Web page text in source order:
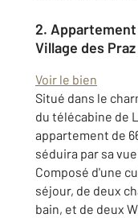
2. Appartement
Village des Praz
Voir le bien
Situé dans le
du télécabine de
appartement de
séduira par sa
Composé d'une
séjour, de deux
bain, et de deux